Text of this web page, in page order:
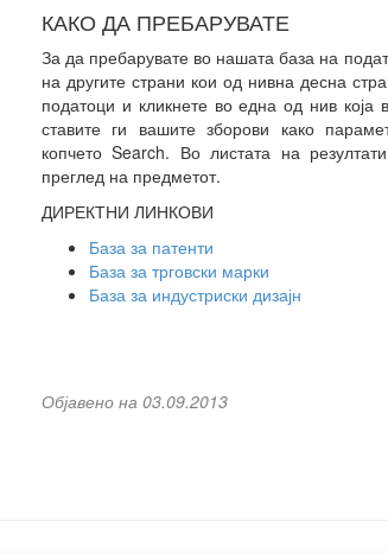
КАКО ДА ПРЕБАРУВАТЕ
За да пребарувате во нашата база на
на другите страни кои од нивна десна
податоци и кликнете во една од нив
ставите ги вашите зборови како
копчето Search. Во листата на
преглед на предметот.
ДИРЕКТНИ ЛИНКОВИ
База за патенти
База за трговски марки
База за индустриски дизајн
Објавено на 03.09.2013